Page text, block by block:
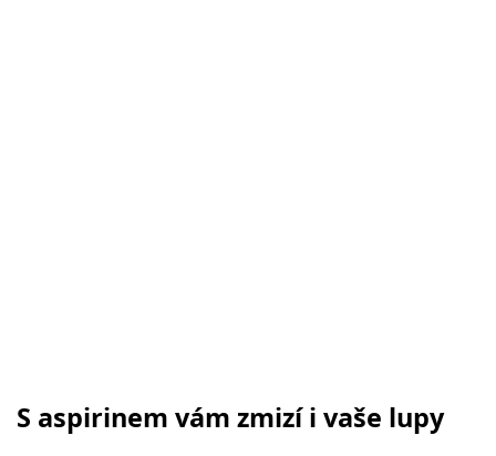
S aspirinem vám zmizí i vaše lupy